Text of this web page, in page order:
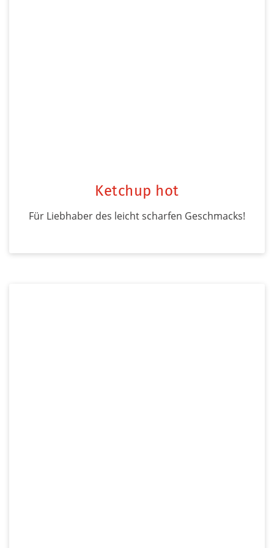
Ketchup hot
Für Liebhaber des leicht scharfen Geschmacks!